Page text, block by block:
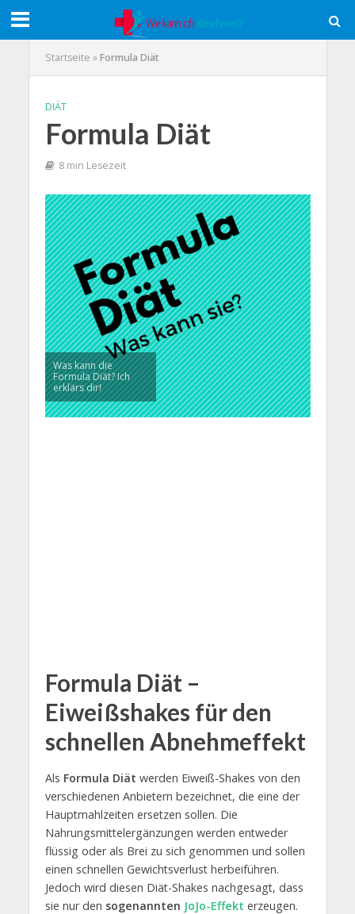
Startseite »Formula Diät
DIÄT
Formula Diät
8 min Lesezeit
Was kann die
Formula Diät? Ich
erklärs dir!
Formula Diät –
Eiweißshakes für den
schnellen Abnehmeffekt
Als Formula Diät werden Eiweiß-Shakes von den
verschiedenen Anbietern bezeichnet, die eine der
Hauptmahlzeiten ersetzen sollen. Die
Nahrungsmittelergänzungen werden entweder
flüssig oder als Brei zu sich genommen und sollen
einen schnellen Gewichtsverlust herbeiführen.
Jedoch wird diesen Diät-Shakes nachgesagt, dass
sie nur den sogenannten JoJo-Effekt erzeugen.